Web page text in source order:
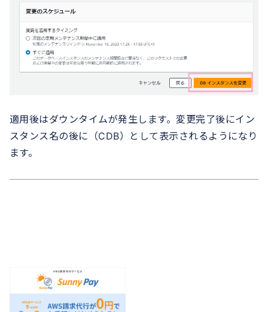
適用後はダウンタイムが発生します。変更完了後にイン
スタンス名の後に（CDB）として表示されるようになり
ます。